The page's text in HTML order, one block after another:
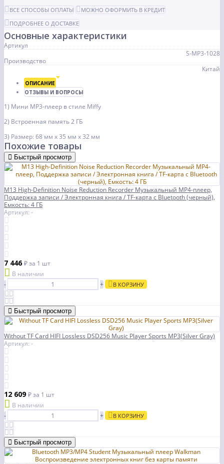
ВСЕ СПОСОБЫ ОПЛАТЫ
МОЖНО ОФОРМИТЬ В КРЕДИТ
ПОДРОБНЕЕ О ДОСТАВКЕ
Основные характеристики
Артикул
S-MP3-1028
Производство
Китай
ОПИСАНИЕ
ОТЗЫВЫ И ВОПРОСЫ
1) Мини MP3-плеер в стиле Miffy
2) Встроенная память 2 ГБ
3) Размер: 68 мм x 35 мм x 32 мм
Похожие товары
Быстрый просмотр
M13 High-Definition Noise Reduction Recorder Музыкальный MP4-плеер,
Поддержка записи / Электронная книга / TF-карта с Bluetooth (черный),
Емкость: 4 ГБ
Артикул: -
7 446₽за 1 шт
В наличии
-
+ В КОРЗИНУ
Быстрый просмотр
Without TF Card HIFI Lossless DSD256 Music Player Sports MP3(Silver Gray)
Артикул: -
12 609₽за 1 шт
В наличии
-
+ В КОРЗИНУ
Быстрый просмотр